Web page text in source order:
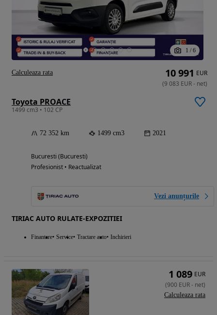
1 / 6
Toyota PROACE
1499 cm3 • 102 CP
72 352 km 1499 cm3 2021
Bucuresti (Bucuresti)
Profesionist • Reactualizat
Vezi anunțurile
TIRIAC AUTO RULATE-EXPOZITIEI
Finantare Service Tractare auto Inchirieri
10 991 EUR
(9 083 EUR- net)
Calculeaza rata
1 089 EUR
(900 EUR- net)
Calculeaza rata